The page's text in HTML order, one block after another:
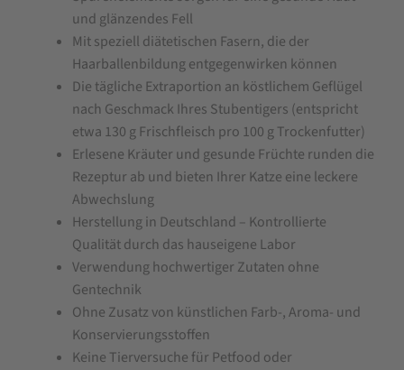
und glänzendes Fell
Mit speziell diätetischen Fasern, die der
Haarballenbildung entgegenwirken können
Die tägliche Extraportion an köstlichem Geflügel
nach Geschmack Ihres Stubentigers (entspricht
etwa 130 g Frischfleisch pro 100 g Trockenfutter)
Erlesene Kräuter und gesunde Früchte runden die
Rezeptur ab und bieten Ihrer Katze eine leckere
Abwechslung
Herstellung in Deutschland – Kontrollierte
Qualität durch das hauseigene Labor
Verwendung hochwertiger Zutaten ohne
Gentechnik
Ohne Zusatz von künstlichen Farb-, Aroma- und
Konservierungsstoffen
Keine Tierversuche für Petfood oder